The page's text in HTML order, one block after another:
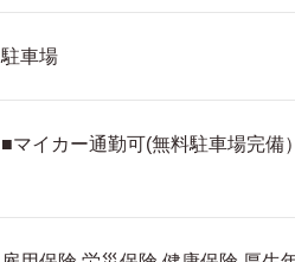
駐車場
■マイカー通勤可(無料駐車場完備）